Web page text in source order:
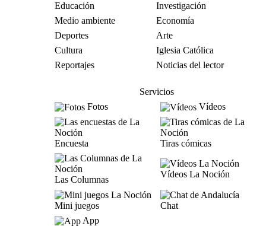
Educación
Investigación
Medio ambiente
Economía
Deportes
Arte
Cultura
Iglesia Católica
Reportajes
Noticias del lector
Servicios
Fotos
Vídeos
Encuesta Tiras cómicas
Las Columnas
Vídeos La Noción
Mini juegos
Chat
App